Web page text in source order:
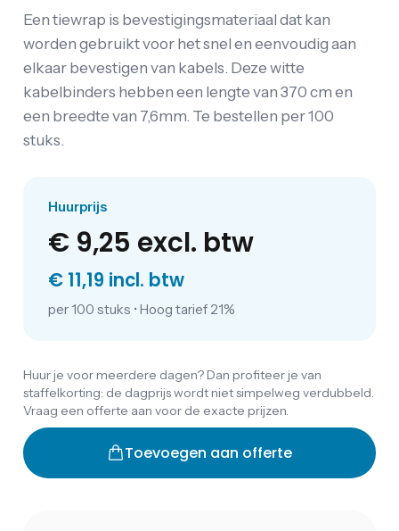
Een tiewrap is bevestigingsmateriaal dat kan
worden gebruikt voor het snel en eenvoudig aan
elkaar bevestigen van kabels. Deze witte
kabelbinders hebben een lengte van 370 cm en
een breedte van 7,6mm. Te bestellen per 100
stuks.
Huurprijs
€ 9,25 excl. btw
€ 11,19 incl. btw
per 100 stuks • Hoog tarief 21%
Huur je voor meerdere dagen? Dan profiteer je van
staffelkorting: de dagprijs wordt niet simpelweg verdubbeld.
Vraag een offerte aan voor de exacte prijzen.
Toevoegen aan offerte